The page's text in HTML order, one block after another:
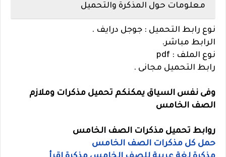
معلومات حول المذكرة والتحميل
نوع رابط التحميل : جوجل درايف .
الرابط مباشر.
نوع الملف : pdf
رابط التحميل مجانى .
وفى نفس السياق يمكنكم تحميل مذكرات وملازم
الصف الخامس
روابط تحميل مذكرات الصف الخامس
حمل كل مذكرات الصف الخامس